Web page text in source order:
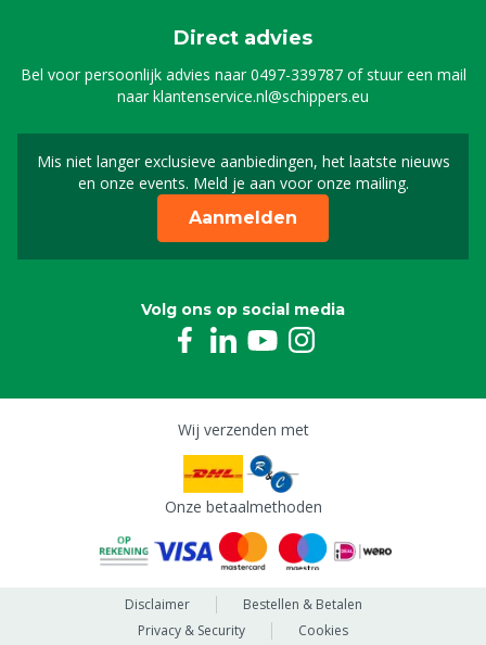
Direct advies
Bel voor persoonlijk advies naar0497-339787of stuur een mail
naarklantenservice.nl@schippers.eu
Mis niet langer exclusieve aanbiedingen, het laatste nieuws
en onze events. Meld je aan voor onze mailing.
Schrijf je in voor onze
Aanmelden
Volg ons op social media
Wij verzenden met
Onze betaalmethoden
Disclaimer
Bestellen & Betalen
Privacy & Security
Cookies